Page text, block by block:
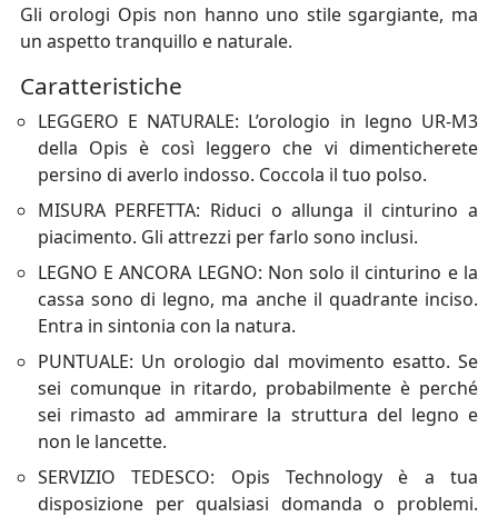
Gli orologi Opis non hanno uno stile sgargiante, ma
un aspetto tranquillo e naturale.
Caratteristiche
LEGGERO E NATURALE: L’orologio in legno UR-M3
della Opis è così leggero che vi dimenticherete
persino di averlo indosso. Coccola il tuo polso.
MISURA PERFETTA: Riduci o allunga il cinturino a
piacimento. Gli attrezzi per farlo sono inclusi.
LEGNO E ANCORA LEGNO: Non solo il cinturino e la
cassa sono di legno, ma anche il quadrante inciso.
Entra in sintonia con la natura.
PUNTUALE: Un orologio dal movimento esatto. Se
sei comunque in ritardo, probabilmente è perché
sei rimasto ad ammirare la struttura del legno e
non le lancette.
SERVIZIO TEDESCO: Opis Technology è a tua
disposizione per qualsiasi domanda o problemi.